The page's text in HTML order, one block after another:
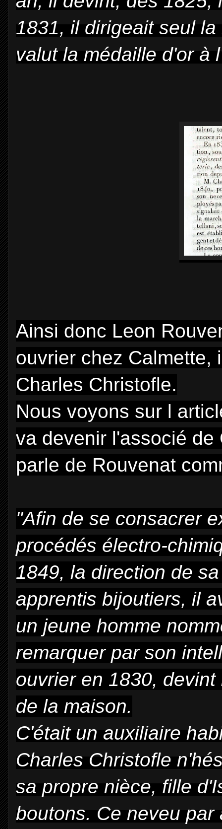
1831, il dirigeait seul
valut la médaille d'or à
Ainsi donc Leon
ouvrier chez
Charles Christofle.
Nous voyons sur l
va devenir l'associé
parle de Rouvenat
"Afin de se consacrer
procédés électro-
1849, la direction de
apprentis bijoutiers, il
un jeune homme
remarquer par son
ouvrier en 1830,
de la maison.
C'était un auxiliaire
Charles Christofle
sa propre nièce, fille
boutons. Ce neveu